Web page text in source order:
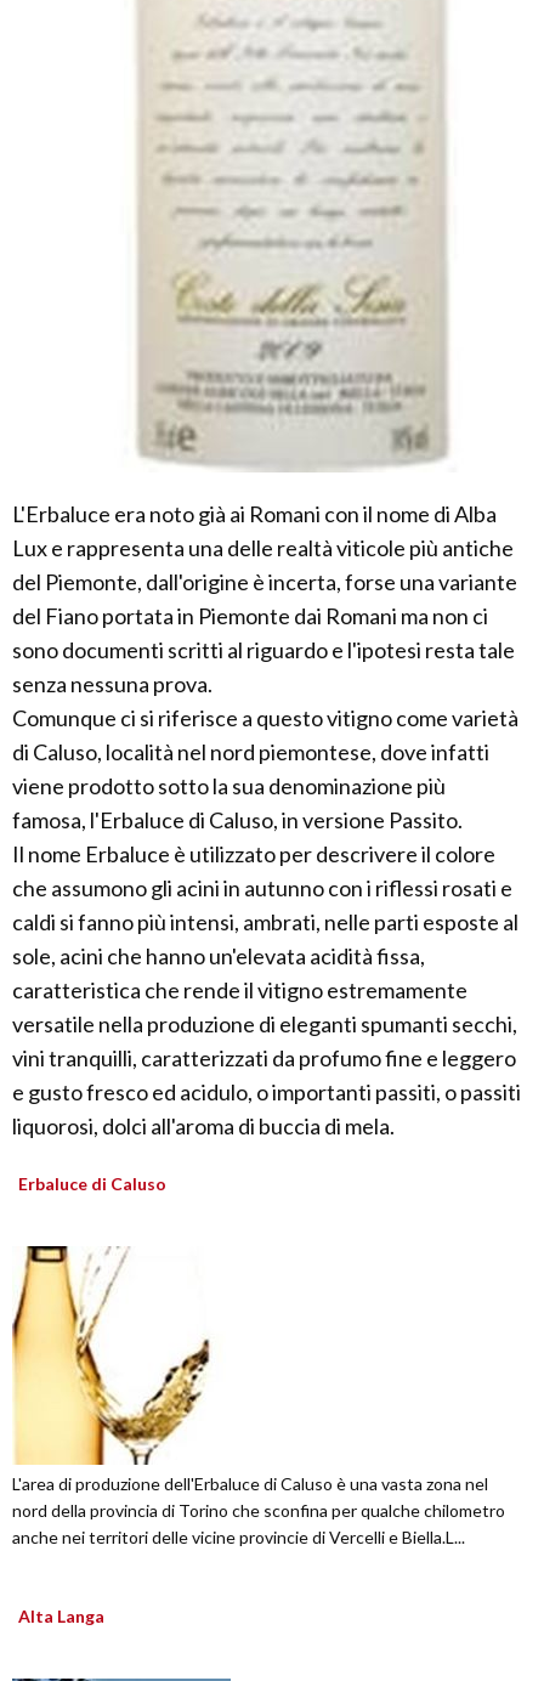
L'Erbaluce era noto già ai Romani con il nome di Alba
Lux e rappresenta una delle realtà viticole più antiche
del Piemonte, dall'origine è incerta, forse una variante
del Fiano portata in Piemonte dai Romani ma non ci
sono documenti scritti al riguardo e l'ipotesi resta tale
senza nessuna prova.
Comunque ci si riferisce a questo vitigno come varietà
di Caluso, località nel nord piemontese, dove infatti
viene prodotto sotto la sua denominazione più
famosa, l'Erbaluce di Caluso, in versione Passito.
Il nome Erbaluce è utilizzato per descrivere il colore
che assumono gli acini in autunno con i riflessi rosati e
caldi si fanno più intensi, ambrati, nelle parti esposte al
sole, acini che hanno un'elevata acidità fissa,
caratteristica che rende il vitigno estremamente
versatile nella produzione di eleganti spumanti secchi,
vini tranquilli, caratterizzati da profumo fine e leggero
e gusto fresco ed acidulo, o importanti passiti, o passiti
liquorosi, dolci all'aroma di buccia di mela.
Erbaluce di Caluso
L'area di produzione dell'Erbaluce di Caluso è una vasta zona nel
nord della provincia di Torino che sconfina per qualche chilometro
anche nei territori delle vicine provincie di Vercelli e Biella.L...
Alta Langa